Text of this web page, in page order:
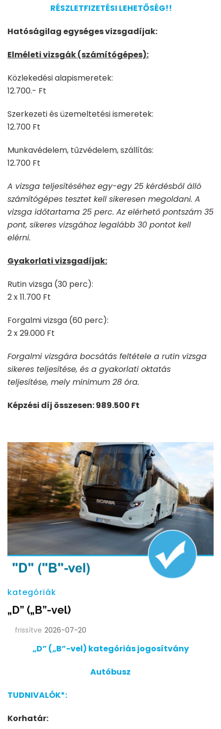
RÉSZLETFIZETÉSI LEHETŐSÉG!!
Hatóságilag egységes vizsgadíjak:
Elméleti vizsgák (számítógépes):
Közlekedési alapismeretek:
12.700.- Ft
Szerkezeti és üzemeltetési ismeretek:
12.700 Ft
Munkavédelem, tűzvédelem, szállítás:
12.700 Ft
A vizsga teljesítéséhez egy-egy 25 kérdésből álló
számítógépes tesztet kell sikeresen megoldani. A
vizsga időtartama 25 perc. Az elérhető pontszám 35
pont, sikeres vizsgához legalább 30 pontot kell
elérni.
Gyakorlati vizsgadíjak:
Rutin vizsga (30 perc):
2 x 11.700 Ft
Forgalmi vizsga (60 perc):
2 x 29.000 Ft
Forgalmi vizsgára bocsátás feltétele a rutin vizsga
sikeres teljesítése, és a gyakorlati oktatás
teljesítése, mely minimum 28 óra.
Képzési díj összesen: 989.500 Ft
kategóriák
„D” („B”-vel)
frissítve 2026-07-20
„D” („B”-vel) kategóriás jogosítvány
Autóbusz
TUDNIVALÓK*:
Korhatár: